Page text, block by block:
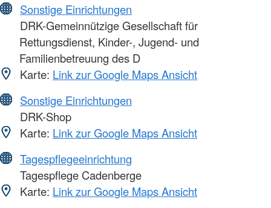
Sonstige Einrichtungen
DRK-Gemeinnützige Gesellschaft für
Rettungsdienst, Kinder-, Jugend- und
Familienbetreuung des D
Karte: Link zur Google Maps Ansicht
Sonstige Einrichtungen
DRK-Shop
Karte: Link zur Google Maps Ansicht
Tagespflegeeinrichtung
Tagespflege Cadenberge
Karte: Link zur Google Maps Ansicht